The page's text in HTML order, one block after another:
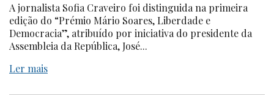
A jornalista Sofia Craveiro foi distinguida na primeira
edição do “Prémio Mário Soares, Liberdade e
Democracia”, atribuído por iniciativa do presidente da
Assembleia da República, José...
Ler mais